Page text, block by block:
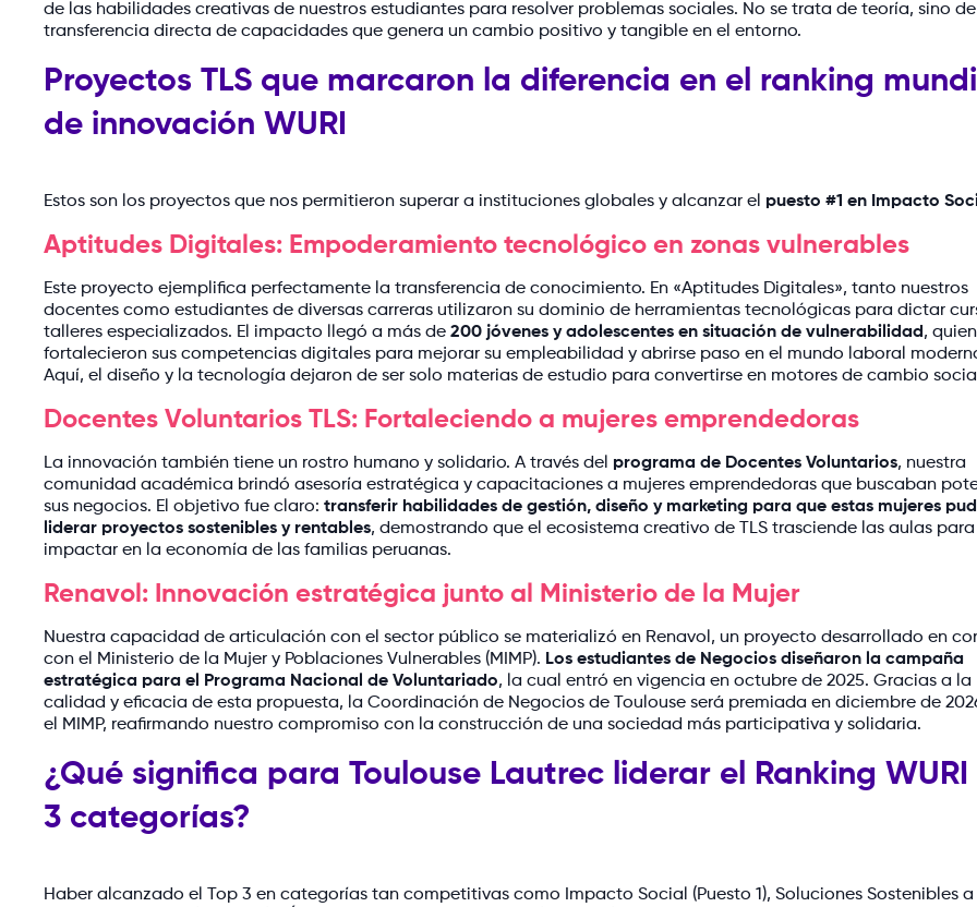
de las habilidades creativas de nuestros estudiantes para resolver problemas sociales. No se trata de teoría, sino
transferencia directa de capacidades que genera un cambio positivo y tangible en el entorno.
Proyectos TLS que marcaron la diferencia en el ranking
de innovación WURI
Estos son los proyectos que nos permitieron superar a instituciones globales y alcanzar el puesto #1 en Impacto
Aptitudes Digitales: Empoderamiento tecnológico en zonas vulnerables
Este proyecto ejemplifica perfectamente la transferencia de conocimiento. En «Aptitudes Digitales», tanto nuestros
docentes como estudiantes de diversas carreras utilizaron su dominio de herramientas tecnológicas para dictar
talleres especializados. El impacto llegó a más de 200 jóvenes y adolescentes en situación de vulnerabilidad ,
fortalecieron sus competencias digitales para mejorar su empleabilidad y abrirse paso en el mundo laboral
Aquí, el diseño y la tecnología dejaron de ser solo materias de estudio para convertirse en motores de cambio
Docentes Voluntarios TLS: Fortaleciendo a mujeres emprendedoras
La innovación también tiene un rostro humano y solidario. A través del programa de Docentes Voluntarios, nuestra
comunidad académica brindó asesoría estratégica y capacitaciones a mujeres emprendedoras que buscaban
sus negocios. El objetivo fue claro: transferir habilidades de gestión, diseño y marketing para que estas mujeres
liderar proyectos sostenibles y rentables, demostrando que el ecosistema creativo de TLS trasciende las aulas para
impactar en la economía de las familias peruanas.
Renavol: Innovación estratégica junto al Ministerio de la Mujer
Nuestra capacidad de articulación con el sector público se materializó en Renavol, un proyecto desarrollado en
con el Ministerio de la Mujer y Poblaciones Vulnerables (MIMP). Los estudiantes de Negocios diseñaron la campaña
estratégica para el Programa Nacional de Voluntariado, la cual entró en vigencia en octubre de 2025. Gracias a la
calidad y eficacia de esta propuesta, la Coordinación de Negocios de Toulouse será premiada en diciembre de
el MIMP, reafirmando nuestro compromiso con la construcción de una sociedad más participativa y solidaria.
¿Qué significa para Toulouse Lautrec liderar el Ranking WURI
3 categorías?
Haber alcanzado el Top 3 en categorías tan competitivas como Impacto Social (Puesto 1), Soluciones Sostenibles a